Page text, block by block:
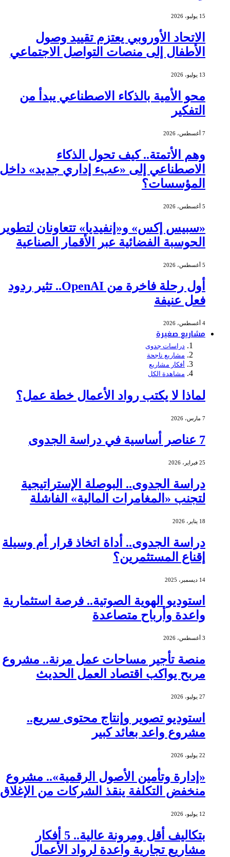
15 يوليو، 2026
الاتحاد الأوروبي يعتزم تقييد وصول
الأطفال إلى منصات التواصل الاجتماعي
13 يوليو، 2026
محو الأمية بالذكاء الاصطناعي يبدأ من
التفكير
7 أغسطس، 2026
وهم الأتمتة.. كيف تحول الذكاء
الاصطناعي إلى «عبء إداري جديد» داخل
المؤسسات؟
5 أغسطس، 2026
«سبيس إكس» و«إنفيديا» تتعاونان لتطوير
الحوسبة الفضائية عبر الأقمار الصناعية
5 أغسطس، 2026
أول رحلة فاخرة من OpenAI.. تثير ردود
فعل عنيفة
4 أغسطس، 2026
مشاريع صغيرة
دراسات جدوى
مشاريع ناجحة
أفكار مشاريع
مشاهدة الكل
لماذا لا يكتب رواد الأعمال خطة عمل؟
7 مارس، 2026
7 عناصر أساسية في دراسة الجدوى
25 فبراير، 2026
دراسة الجدوى.. البوصلة الإستراتيجية
لتجنب «المغامرات المالية» الفاشلة
18 يناير، 2026
دراسة الجدوى.. أداة اتخاذ قرار أم وسيلة
إقناع المستثمرين؟
14 ديسمبر، 2025
استوديو الهوية الصوتية.. فرصة استثمارية
واعدة وأرباح متصاعدة
3 أغسطس، 2026
منصة تأجير مساحات عمل مرنة.. مشروع
مربح يواكب اقتصاد العمل الحديث
27 يوليو، 2026
استوديو تصوير وإنتاج محتوى سريع..
مشروع واعد بعائد كبير
22 يوليو، 2026
«إدارة وتأمين الأصول الرقمية».. مشروع
منخفض التكلفة ينقذ الشركات من الإغلاق
12 يوليو، 2026
بتكاليف أقل ومرونة عالية.. 5 أفكار
مشاريع تجارية واعدة لرواد الأعمال